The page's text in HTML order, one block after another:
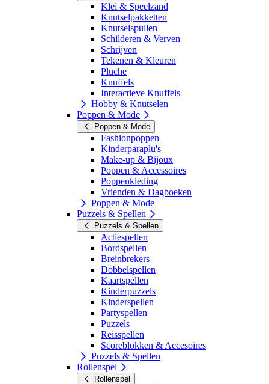
Klei & Speelzand
Knutselpakketten
Knutselspullen
Schilderen & Verven
Schrijven
Tekenen & Kleuren
Pluche
Knuffels
Interactieve Knuffels
Hobby & Knutselen
Poppen & Mode
Poppen & Mode
Fashionpoppen
Kinderparaplu's
Make-up & Bijoux
Poppen & Accessoires
Poppenkleding
Vrienden & Dagboeken
Poppen & Mode
Puzzels & Spellen
Puzzels & Spellen
Actiespellen
Bordspellen
Breinbrekers
Dobbelspellen
Kaartspellen
Kinderpuzzels
Kinderspellen
Partyspellen
Puzzels
Reisspellen
Scoreblokken & Accesoires
Puzzels & Spellen
Rollenspel
Rollenspel